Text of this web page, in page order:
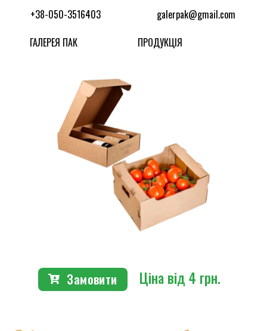
+38-050-3516403
galerpak@gmail.com
ГАЛЕРЕЯ ПАК
ПРОДУКЦІЯ
Замовити Ціна від 4 грн.